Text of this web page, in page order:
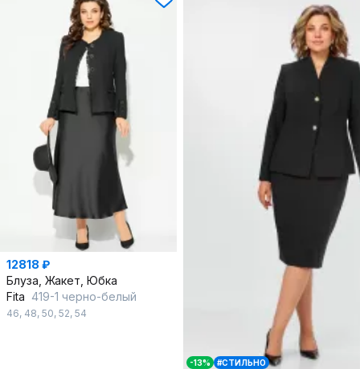
12818 ₽
Блуза, Жакет, Юбка
Fita 419-1 черно-белый
46, 48, 50, 52, 54
-13% #СТИЛЬНО